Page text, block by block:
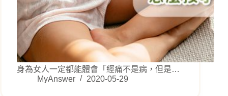
身為女人一定都能體會「經痛不是病，但是…
MyAnswer
2020-05-29